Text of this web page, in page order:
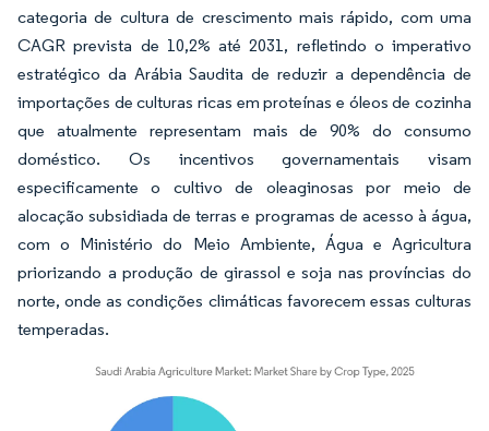
categoria de cultura de crescimento mais rápido, com uma
CAGR prevista de 10,2% até 2031, refletindo o imperativo
estratégico da Arábia Saudita de reduzir a dependência de
importações de culturas ricas em proteínas e óleos de cozinha
que atualmente representam mais de 90% do consumo
doméstico. Os incentivos governamentais visam
especificamente o cultivo de oleaginosas por meio de
alocação subsidiada de terras e programas de acesso à água,
com o Ministério do Meio Ambiente, Água e Agricultura
priorizando a produção de girassol e soja nas províncias do
norte, onde as condições climáticas favorecem essas culturas
temperadas.